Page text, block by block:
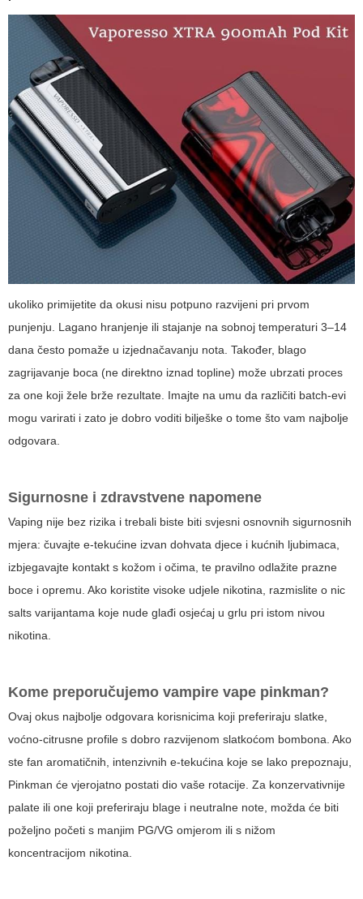
ukoliko primijetite da okusi nisu potpuno razvijeni pri prvom
punjenju. Lagano hranjenje ili stajanje na sobnoj temperaturi 3–14
dana često pomaže u izjednačavanju nota. Također, blago
zagrijavanje boca (ne direktno iznad topline) može ubrzati proces
za one koji žele brže rezultate. Imajte na umu da različiti batch-evi
mogu varirati i zato je dobro voditi bilješke o tome što vam najbolje
odgovara.
Sigurnosne i zdravstvene napomene
Vaping nije bez rizika i trebali biste biti svjesni osnovnih sigurnosnih
mjera: čuvajte e-tekućine izvan dohvata djece i kućnih ljubimaca,
izbjegavajte kontakt s kožom i očima, te pravilno odlažite prazne
boce i opremu. Ako koristite visoke udjele nikotina, razmislite o nic
salts varijantama koje nude glađi osjećaj u grlu pri istom nivou
nikotina.
Kome preporučujemo vampire vape pinkman?
Ovaj okus najbolje odgovara korisnicima koji preferiraju slatke,
voćno-citrusne profile s dobro razvijenom slatkoćom bombona. Ako
ste fan aromatičnih, intenzivnih e-tekućina koje se lako prepoznaju,
Pinkman će vjerojatno postati dio vaše rotacije. Za konzervativnije
palate ili one koji preferiraju blage i neutralne note, možda će biti
poželjno početi s manjim PG/VG omjerom ili s nižom
koncentracijom nikotina.